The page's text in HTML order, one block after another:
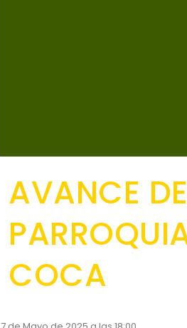
AVANCE
COCA